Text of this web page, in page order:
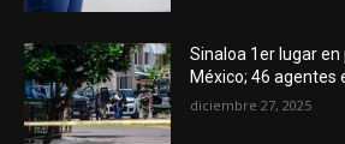
Sinaloa 1er lugar
México; 46 agentes
diciembre 27, 2025